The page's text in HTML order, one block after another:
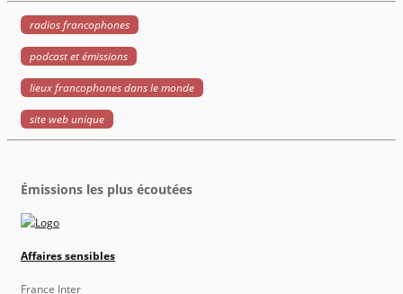
radios francophones
podcast et émissions
lieux francophones dans le monde
site web unique
Émissions les plus écoutées
Affaires sensibles
France Inter